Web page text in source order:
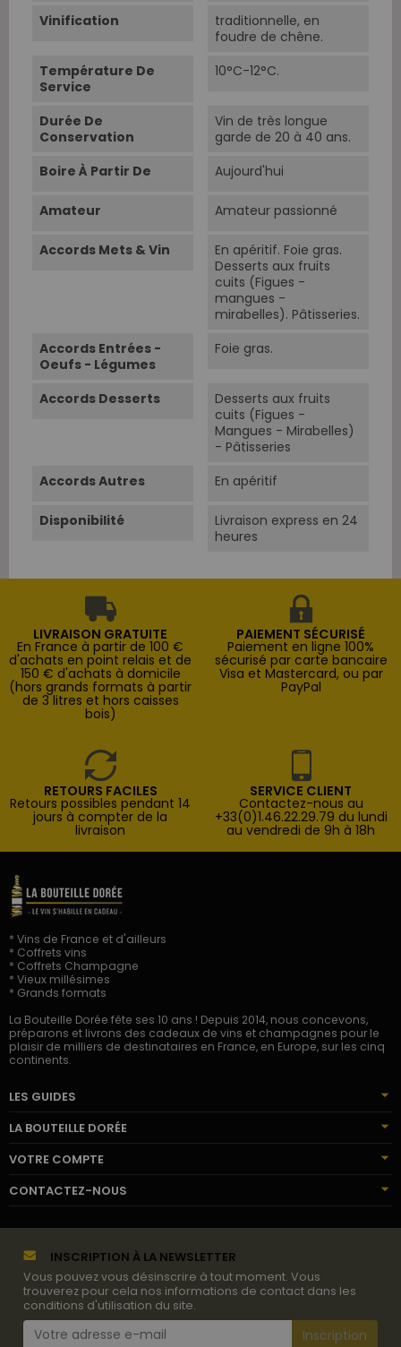
Vinification
traditionnelle, en
foudre de chêne.
Température De
Service
10°C-12°C.
Durée De
Conservation
Vin de très longue
garde de 20 à 40 ans.
Boire À Partir De
Aujourd'hui
Amateur Amateur passionné
Accords Mets & Vin
En apéritif. Foie gras.
Desserts aux fruits
cuits (Figues -
mangues -
mirabelles). Pâtisseries.
Accords Entrées -
Oeufs - Légumes
Foie gras.
Accords Desserts
Desserts aux fruits
cuits (Figues -
Mangues - Mirabelles)
- Pâtisseries
Accords Autres
En apéritif
Disponibilité
Livraison express en 24
heures
LIVRAISON GRATUITE
En France à partir de 100 €
d'achats en point relais et de
150 € d'achats à domicile
(hors grands formats à partir
de 3 litres et hors caisses
bois)
PAIEMENT SÉCURISÉ
Paiement en ligne 100%
sécurisé par carte bancaire
Visa et Mastercard, ou par
PayPal
RETOURS FACILES
Retours possibles pendant 14
jours à compter de la
livraison
SERVICE CLIENT
Contactez-nous au
+33(0)1.46.22.29.79 du lundi
au vendredi de 9h à 18h
* Vins de France et d'ailleurs
* Coffrets vins
* Coffrets Champagne
* Vieux millésimes
* Grands formats
La Bouteille Dorée fête ses 10 ans ! Depuis 2014, nous concevons,
préparons et livrons des cadeaux de vins et champagnes pour le
plaisir de milliers de destinataires en France, en Europe, sur les cinq
continents.
LES GUIDES
LA BOUTEILLE DORÉE
VOTRE COMPTE
CONTACTEZ-NOUS
INSCRIPTION À LA NEWSLETTER
Vous pouvez vous désinscrire à tout moment. Vous
trouverez pour cela nos informations de contact dans les
conditions d'utilisation du site.